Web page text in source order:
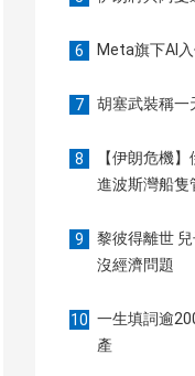
6 Meta旗下AI
7 胡塞武裝稱一
8
【伊朗危機
進波斯灣船
9
黎彼得離世
沒經濟問題
10 一生填詞逾
產